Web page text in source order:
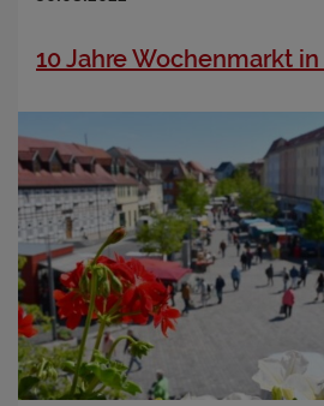
10 Jahre Wochenmarkt